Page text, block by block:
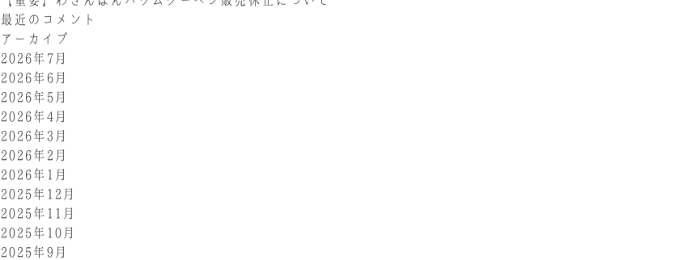
最近のコメント
アーカイブ
2026年7月
2026年6月
2026年5月
2026年4月
2026年3月
2026年2月
2026年1月
2025年12月
2025年11月
2025年10月
2025年9月